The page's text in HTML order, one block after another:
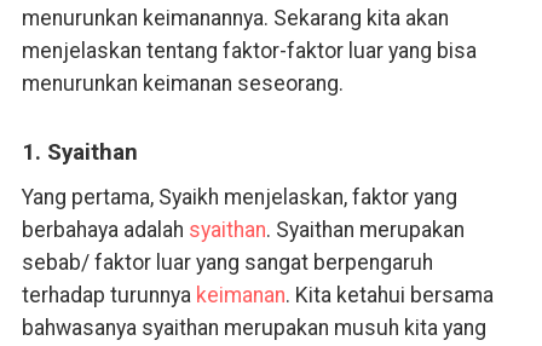
menurunkan keimanannya. Sekarang kita akan
menjelaskan tentang faktor-faktor luar yang bisa
menurunkan keimanan seseorang.
1. Syaithan
Yang pertama, Syaikh menjelaskan, faktor yang
berbahaya adalah syaithan. Syaithan merupakan
sebab/ faktor luar yang sangat berpengaruh
terhadap turunnya keimanan. Kita ketahui bersama
bahwasanya syaithan merupakan musuh kita yang